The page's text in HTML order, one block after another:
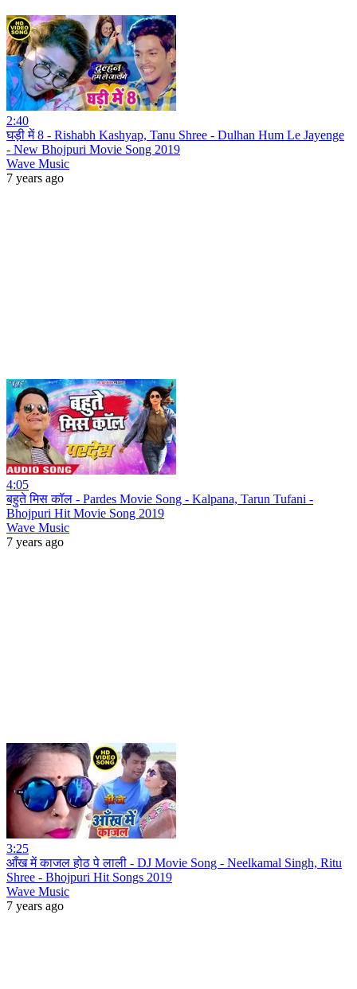
2:40
घड़ी में 8 - Rishabh Kashyap, Tanu Shree - Dulhan Hum Le Jayenge
- New Bhojpuri Movie Song 2019
Wave Music
7 years ago
4:05
बहुते मिस कॉल - Pardes Movie Song - Kalpana, Tarun Tufani -
Bhojpuri Hit Movie Song 2019
Wave Music
7 years ago
3:25
आँख में काजल होठ पे लाली - DJ Movie Song - Neelkamal Singh, Ritu
Shree - Bhojpuri Hit Songs 2019
Wave Music
7 years ago